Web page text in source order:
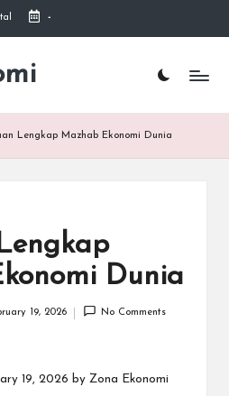
-
Lengkap Mazhab Ekonomi Dunia
Dunia
19, 2026 No Comments
19, 2026 by Zona Ekonomi